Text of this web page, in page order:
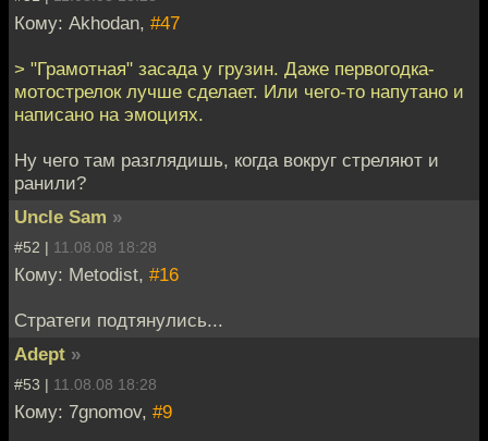
Кому: Akhodan, #47
> "Грамотная" засада у грузин. Даже первогодка-
мотострелок лучше сделает. Или чего-то напутано и
написано на эмоциях.
Ну чего там разглядишь, когда вокруг стреляют и
ранили?
Uncle Sam »
#52 | 11.08.08 18:28
Кому: Metodist, #16
Стратеги подтянулись...
Adept »
#53 | 11.08.08 18:28
Кому: 7gnomov, #9